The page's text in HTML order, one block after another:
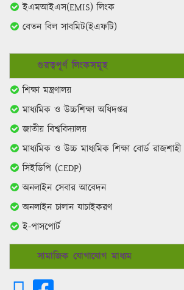
ইএমআইএস(EMIS) লিংক
বেতন বিল সাবমিট(ইএফটি)
গুরত্বপূর্ণ লিংকসমূহ
শিক্ষা মন্ত্রণালয়
মাধ্যমিক ও উচ্চশিক্ষা অধিদপ্তর
জাতীয় বিশ্ববিদ্যালয়
মাধ্যমিক ও উচ্চ মাধ্যমিক শিক্ষা বোর্ড রাজশাহী
সিইডিপি (CEDP)
অনলাইন সেবার আবেদন
অনলাইন চালান যাচাইকরণ
ই-পাসপোর্ট
সামাজিক যোগাযোগ মাধ্যম